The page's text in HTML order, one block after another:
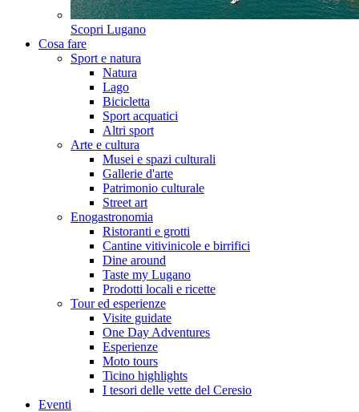
Scopri Lugano
Cosa fare
Sport e natura
Natura
Lago
Bicicletta
Sport acquatici
Altri sport
Arte e cultura
Musei e spazi culturali
Gallerie d'arte
Patrimonio culturale
Street art
Enogastronomia
Ristoranti e grotti
Cantine vitivinicole e birrifici
Dine around
Taste my Lugano
Prodotti locali e ricette
Tour ed esperienze
Visite guidate
One Day Adventures
Esperienze
Moto tours
Ticino highlights
I tesori delle vette del Ceresio
Eventi